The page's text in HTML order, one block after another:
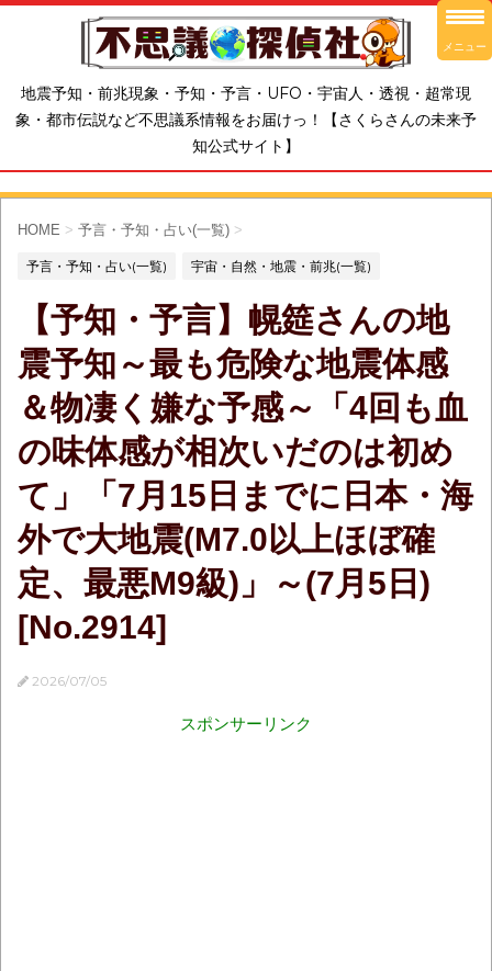
地震予知・前兆現象・予知・予言・UFO・宇宙人・透視・超常現
象・都市伝説など不思議系情報をお届けっ！【さくらさんの未来予
知公式サイト】
HOME > 予言・予知・占い(一覧) >
予言・予知・占い(一覧) 宇宙・自然・地震・前兆(一覧)
【予知・予言】幌筵さんの地
震予知～最も危険な地震体感
＆物凄く嫌な予感～「4回も血
の味体感が相次いだのは初め
て」「7月15日までに日本・海
外で大地震(M7.0以上ほぼ確
定、最悪M9級)」～(7月5日)
[No.2914]
2026/07/05
スポンサーリンク
メニュー